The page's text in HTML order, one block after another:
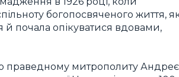
богопосвяченого життя,
почала опікуватися вдовами,
праведному митрополиту